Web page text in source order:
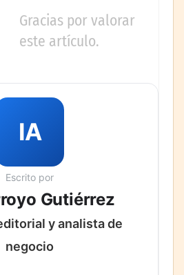
Gracias por valorar
este artículo.
IA
Escrito por
Gutiérrez
y analista de
negocio